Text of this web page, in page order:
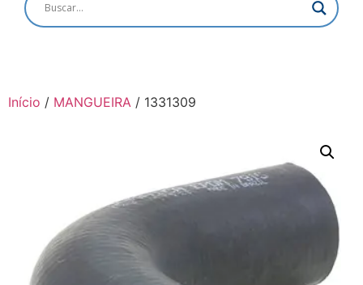
Início / MANGUEIRA / 1331309